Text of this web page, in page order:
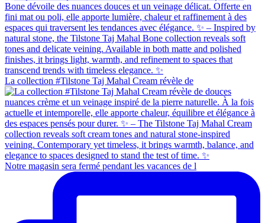
La collection #Tilstone Taj Mahal Cream révèle de
Notre magasin sera fermé pendant les vacances de l